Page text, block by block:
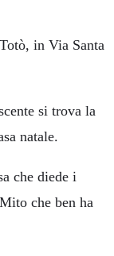
in Via Santa
si trova la
natale.
che diede i
che ben ha